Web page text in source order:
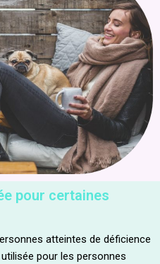
pour certaines
atteintes de déficience
pour les personnes